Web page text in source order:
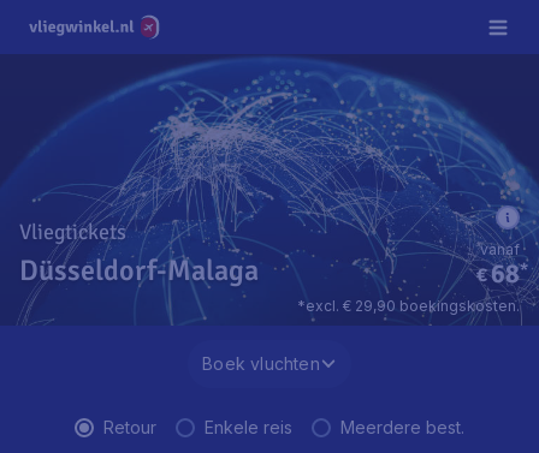
Vliegtickets
Düsseldorf-Malaga €68*
vanaf
*excl. € 29,90 boekingskosten.
Boek vluchten
Retour Enkele reis Meerdere best.